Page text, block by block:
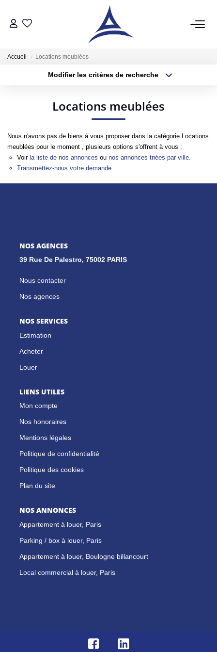
VENTES
Vendre
Estimer
LOCATIONS
GESTION LOCATIVE
Accueil Locations meublées
Modifier les critères de recherche
Plus de critères Créer une alerte
Locations meublées
Nous n'avons pas de biens à vous proposer dans la catégorie Locations
meublées pour le moment , plusieurs options s'offrent à vous :
Voir la liste de nos annonces ou nos annonces triées par ville.
Transmettez-nous votre demande
NOS AGENCES
39 Rue De Palestro, 75002 PARIS
Nous contacter
Nos agences
NOS SERVICES
Estimation
Acheter
Louer
LIENS UTILES
Mon compte
Nos honoraires
Mentions légales
Politique de confidentialité
Politique des cookies
Plan du site
NOS ANNONCES
Appartement à louer, Paris
Parking / box à louer, Paris
Appartement à louer, Boulogne billancourt
Local commercial à louer, Paris